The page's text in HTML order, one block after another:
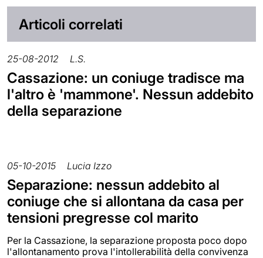
Articoli correlati
25-08-2012 L.S.
Cassazione: un coniuge tradisce ma
l'altro è 'mammone'. Nessun addebito
della separazione
05-10-2015 Lucia Izzo
Separazione: nessun addebito al
coniuge che si allontana da casa per
tensioni pregresse col marito
Per la Cassazione, la separazione proposta poco dopo
l'allontanamento prova l'intollerabilità della convivenza